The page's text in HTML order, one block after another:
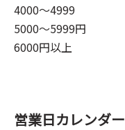
4000～4999
5000～5999円
6000円以上
営業日カレンダー